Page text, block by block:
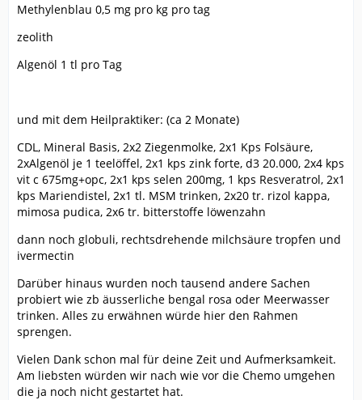
Methylenblau 0,5 mg pro kg pro tag
zeolith
Algenöl 1 tl pro Tag
und mit dem Heilpraktiker: (ca 2 Monate)
CDL, Mineral Basis, 2x2 Ziegenmolke, 2x1 Kps Folsäure,
2xAlgenöl je 1 teelöffel, 2x1 kps zink forte, d3 20.000, 2x4 kps
vit c 675mg+opc, 2x1 kps selen 200mg, 1 kps Resveratrol, 2x1
kps Mariendistel, 2x1 tl. MSM trinken, 2x20 tr. rizol kappa,
mimosa pudica, 2x6 tr. bitterstoffe löwenzahn
dann noch globuli, rechtsdrehende milchsäure tropfen und
ivermectin
Darüber hinaus wurden noch tausend andere Sachen
probiert wie zb äusserliche bengal rosa oder Meerwasser
trinken. Alles zu erwähnen würde hier den Rahmen
sprengen.
Vielen Dank schon mal für deine Zeit und Aufmerksamkeit.
Am liebsten würden wir nach wie vor die Chemo umgehen
die ja noch nicht gestartet hat.